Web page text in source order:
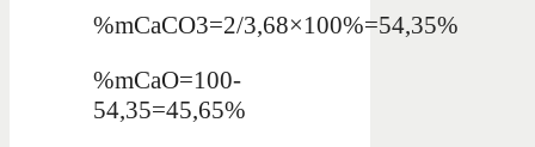
%mCaCO3=2/3,68×100%=54,35%
%mCaO=100-
54,35=45,65%